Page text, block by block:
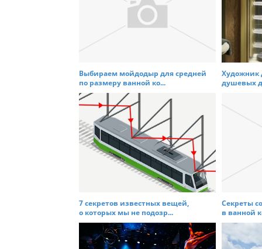
o
n
Выбираем мойдодыр для средней
по размеру ванной ко...
Художник
душевых
7 секретов известных вещей,
о которых мы не подозр...
Секреты
в ванной